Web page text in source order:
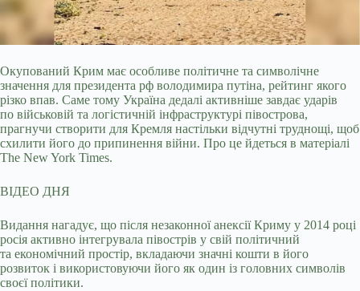
Окупований Крим має особливе політичне та символічне
значення для президента рф володимира путіна, рейтинг якого
різко впав. Саме тому Україна дедалі активніше завдає ударів
по військовій та логістичній інфраструктурі півострова,
прагнучи створити для Кремля настільки відчутні труднощі, щоб
схилити його до припинення війни. Про це йдеться в матеріалі
The New York Times.
ВІДЕО ДНЯ
Видання нагадує, що після незаконної анексії Криму у 2014 році
росія активно інтегрувала півострів у свій політичний
та економічний простір, вкладаючи значні кошти в його
розвиток і використовуючи його як один із головних символів
своєї політики.